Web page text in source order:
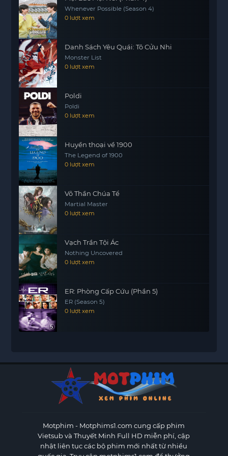
mối quan hệ giữa họ. Sự kết hợp giữa hành động
và tâm linh sẽ tạo nên một
thú vị cho người xem.
Whenever Possible (Season 4)
0 lượt xem
Danh Sách Yêu Quái: Tô Cửu Nhi
Monster List
0 lượt xem
Poldi
Poldi
0 lượt xem
Huyền thoại về 1900
The Legend of 1900
0 lượt xem
Võ Thần Chúa Tể
Martial Master
0 lượt xem
Vạch Trần Tội Ác
Nothing Uncovered
0 lượt xem
ER: Phòng Cấp Cứu (Phần 5)
ER (Season 5)
0 lượt xem
Motphim - Motphims1.com cung cấp phim
Vietsub và Thuyết Minh Full HD miễn phí, cập
nhật liên tục các bộ phim mới nhất từ nhiều